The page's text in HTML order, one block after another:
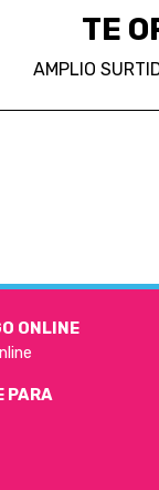
TE
AMPLIO
ONLINE
PARA